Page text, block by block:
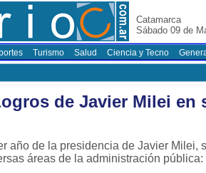
Catamarca
Sábado 09 de
Turismo Salud Ciencia y Tecno
de Javier Milei en
año de la presidencia de Javier Milei,
áreas de la administración pública: